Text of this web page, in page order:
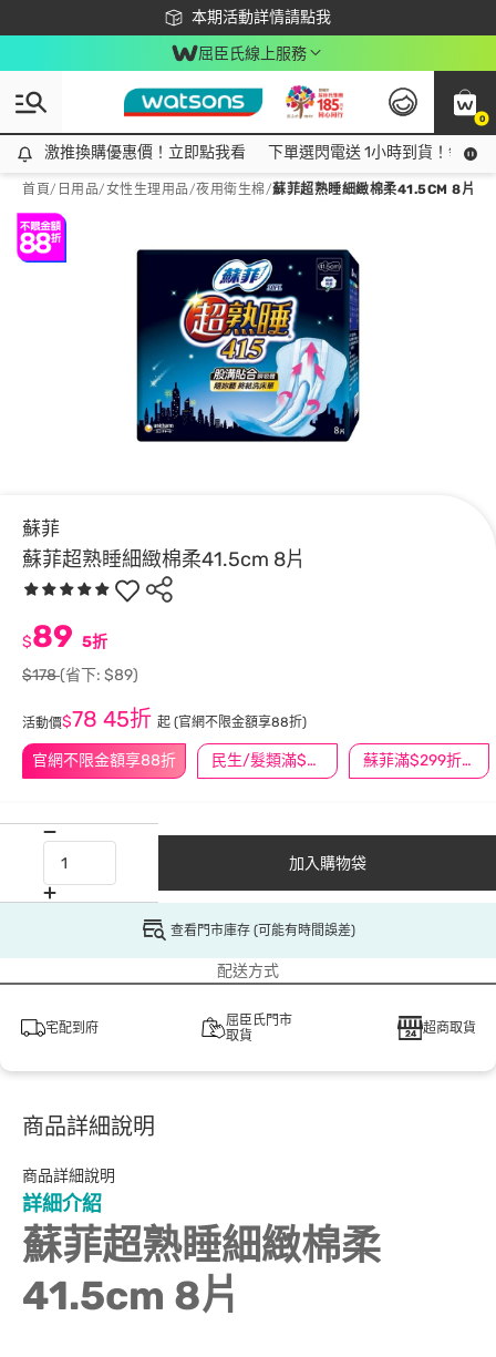
本期活動詳情請點我
下載app最高回饋$350
屈臣氏線上服務
0
激推換購優惠價！立即點我看
激推換購優惠價！立即點我看 下單選閃電送 1小時到貨！領神
首頁/ 日用品/女性生理用品/夜用衛生棉/蘇菲超熟睡細緻棉柔41.5CM 8片
蘇菲
蘇菲超熟睡細緻棉柔41.5cm 8片
官網不限金額享88折 民生/髮類滿$388送舒潔冰巾 蘇菲滿$299折$30
$89 5折
$178(省下: $89)
活動價$78 45折 起 (官網不限金額享88折)
加入購物袋
查看門市庫存 (可能有時間誤差)
配送方式
宅配到府
屈臣氏門市
取貨
超商取貨
商品詳細說明
商品詳細說明
詳細介紹
蘇菲超熟睡細緻棉柔
41.5cm 8片